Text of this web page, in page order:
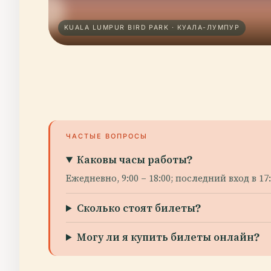
KUALA LUMPUR BIRD PARK · КУАЛА-ЛУМПУР
ЧАСТЫЕ ВОПРОСЫ
Каковы часы работы?
Ежедневно, 9:00 – 18:00; последний вход в
Сколько стоят билеты?
Могу ли я купить билеты онлайн?